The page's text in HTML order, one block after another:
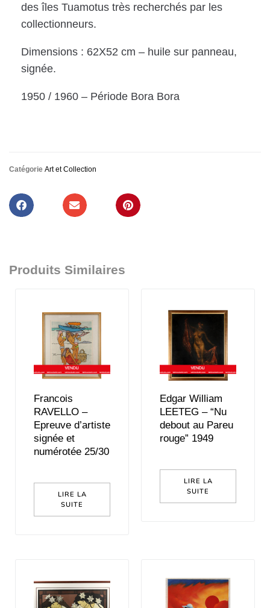
des îles Tuamotus très recherchés par les
collectionneurs.
Dimensions : 62X52 cm – huile sur panneau,
signée.
1950 / 1960 – Période Bora Bora
Catégorie Art et Collection
Produits Similaires
Francois
RAVELLO –
Epreuve d’artiste
signée et
numérotée 25/30
LIRE LA
SUITE
Edgar William
LEETEG – “Nu
debout au Pareu
rouge” 1949
LIRE LA
SUITE